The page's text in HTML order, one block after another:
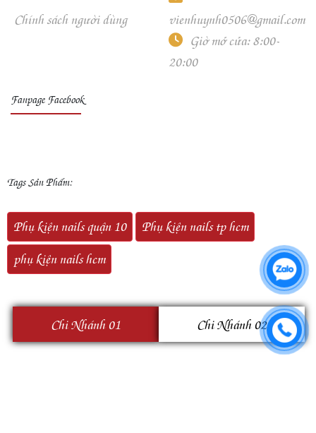
Chính sách người dùng
vienhuynh0506@gmail.com
Giờ mở cửa: 8:00-
20:00
Fanpage Facebook
Tags Sản Phẩm:
Phụ kiện nails quận 10
Phụ kiện nails tp hcm
phụ kiện nails hcm
Chi Nhánh 01 Chi Nhánh 02